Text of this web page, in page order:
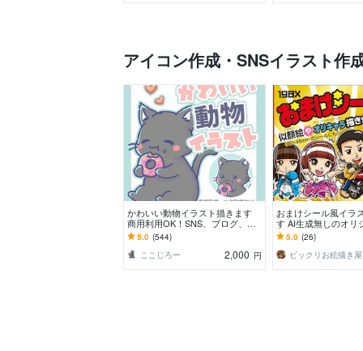
アイコン作成・SNSイラスト作
かわいい動物イラスト描きます
商用利用OK！SNS、ブログ、挿
絵等に☆
5.0 (544)
ここじろー
2,000 円
おまけシール風イラ
す AI生成無しのオリ
スト☆キラキラシー
も！
5.0 (26)